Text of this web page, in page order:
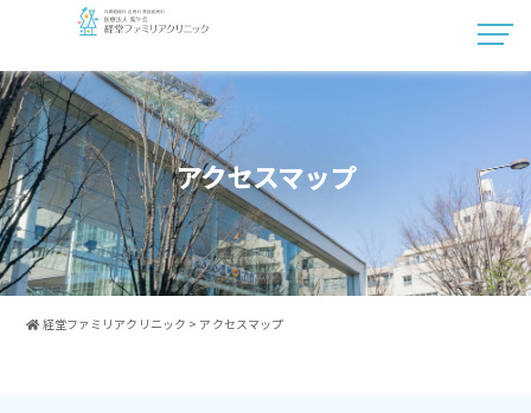
アクセスマップ
経堂ファミリアクリニック > アクセスマップ